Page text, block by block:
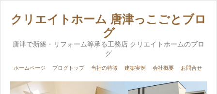
クリエイトホーム 唐津っこごとブロ
グ
唐津で新築・リフォーム等承る工務店 クリエイトホームのブロ
グ
ホームページ ブログトップ 当社の特徴 建築実例 会社概要 お問合せ